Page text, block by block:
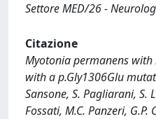
Settore MED/26 -
Citazione
Myotonia permanens
with a p.Gly1306Glu
Sansone, S. Pagliarani, S.
Fossati, M.C. Panzeri,